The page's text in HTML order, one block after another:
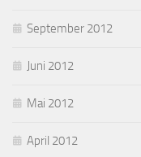
September 2012
Juni 2012
Mai 2012
April 2012